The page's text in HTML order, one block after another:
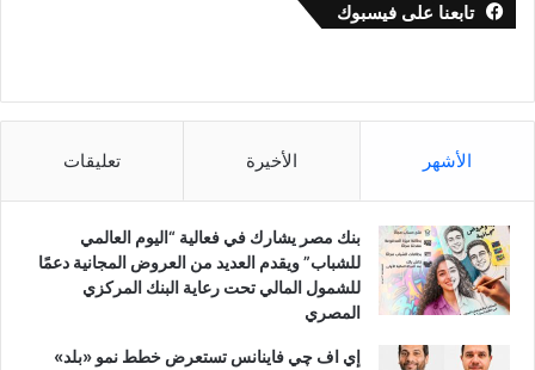
تابعنا على فيسبوك
الأشهر الأخيرة تعليقات
بنك مصر يشارك في فعالية “اليوم العالمي
للشباب” ويقدم العديد من العروض المجانية دعمًا
للشمول المالي تحت رعاية البنك المركزي
المصري
إي اف چي فاينانس تستعرض خطط نمو «بلد»